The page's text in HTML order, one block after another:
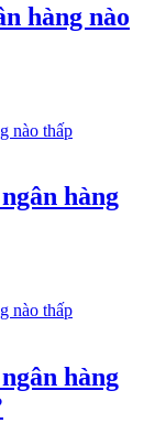
hàng nào
hàng
hàng